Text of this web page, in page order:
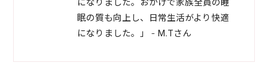
になりました。おかげで家族全員の睡
眠の質も向上し、日常生活がより快適
になりました。」 - M.Tさん